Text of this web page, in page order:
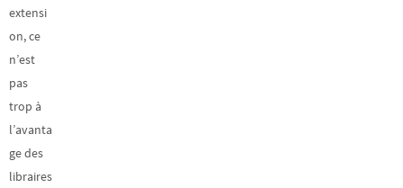
extensi
on, ce
n’est
pas
trop à
l’avanta
ge des
libraires